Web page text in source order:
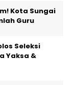
Kota Sungai
Guru
Seleksi
Yaksa &